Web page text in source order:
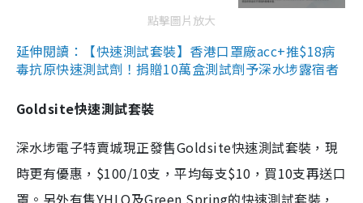
點擊圖片放大
延伸閱讀：【快速測試套裝】香港口罩廠acc+推$18病
毒抗原快速測試劑！捐贈10萬盒測試劑予深水埗露宿者
Goldsite快速測試套裝
深水埗電子特賣城現正發售Goldsite快速測試套裝，現
時更有優惠，$100/10支，平均每支$10，買10支再送口
罩。另外有售YHLO及Green Spring的快速測試套裝，